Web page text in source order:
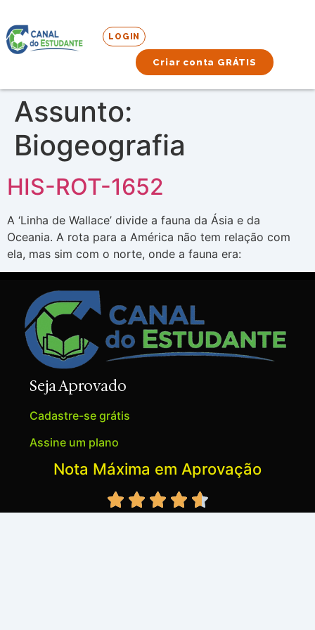
LOGIN
Criar conta GRÁTIS
Assunto:
Biogeografia
HIS-ROT-1652
A ‘Linha de Wallace’ divide a fauna da Ásia e da
Oceania. A rota para a América não tem relação com
ela, mas sim com o norte, onde a fauna era:
Seja Aprovado
Cadastre-se grátis
Assine um plano
Nota Máxima em Aprovação